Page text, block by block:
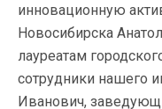
инновационную
Новосибирска
лауреатам
сотрудники нашего
Иванович,